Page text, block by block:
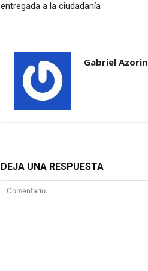
entregada a la ciudadanía
Gabriel Azorin
DEJA UNA RESPUESTA